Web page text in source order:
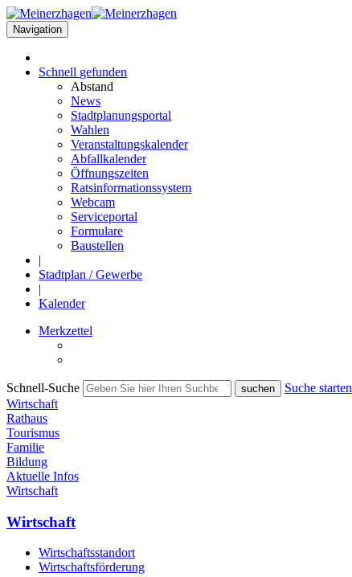
Navigation
Schnell gefunden
Abstand
News
Stadtplanungsportal
Wahlen
Veranstaltungskalender
Abfallkalender
Öffnungszeiten
Ratsinformationssystem
Webcam
Serviceportal
Formulare
Baustellen
|
Stadtplan / Gewerbe
|
Kalender
Merkzettel
Schnell-Suche
Suche starten
Wirtschaft
Rathaus
Tourismus
Familie
Bildung
Aktuelle Infos
Wirtschaft
Wirtschaft
Wirtschaftsstandort
Wirtschaftsförderung